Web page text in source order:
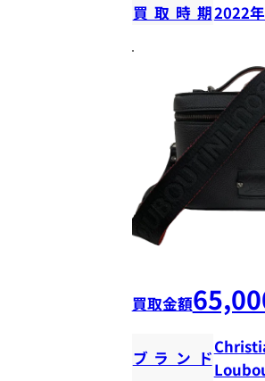
買取時期2022
買取金額
ブランド